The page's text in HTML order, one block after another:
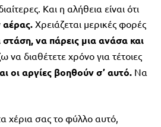
Και η αλήθεια είναι ότι
Χρειάζεται μερικές φορές
στάση, να πάρεις μια ανάσα και
να διαθέτετε χρόνο για τέτοιες
οι αργίες βοηθούν σ’ αυτό. Να
χέρια σας το φύλλο αυτό,